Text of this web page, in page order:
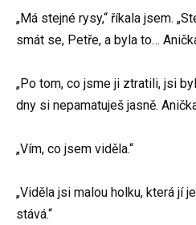
„Má stejné rysy,“ říkala jsem.
smát se, Petře, a byla to…
„Po tom, co jsme ji ztratili, jsi
dny si nepamatuješ jasně.
„Vím, co jsem viděla.“
„Viděla jsi malou holku, která jí
stává.“